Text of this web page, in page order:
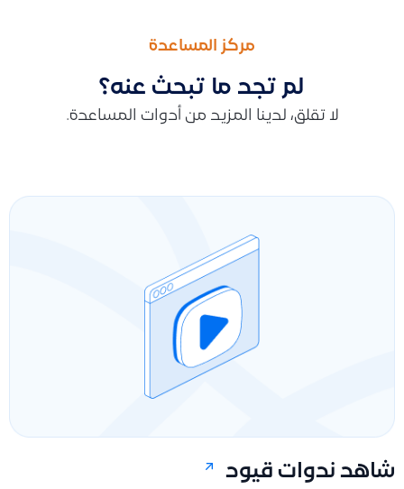
مركز المساعدة
لم تجد ما تبحث عنه؟
لا تقلق، لدينا المزيد من أدوات المساعدة.
شاهد ندوات قيود